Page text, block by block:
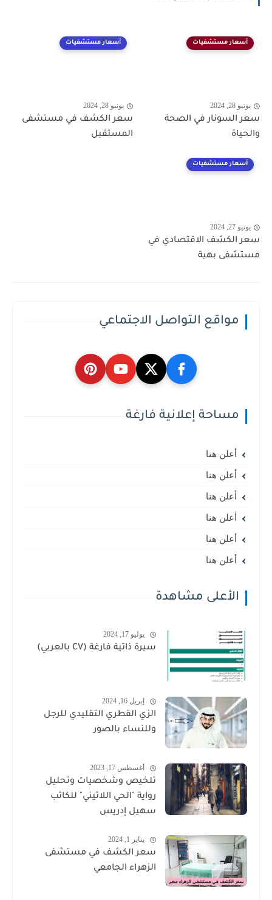
أسعار مستشفيات
يونيو 28, 2024
سعر السونار في الصحة
والحياة
أسعار مستشفيات
يونيو 28, 2024
سعر الكشف في مستشفى
المستقبل
أسعار مستشفيات
يونيو 27, 2024
سعر الكشف الاقتصادي في
مستشفى بهية
مواقع التواصل الاجتماعي
مساحة إعلانية فارغة
أعلن هنا
أعلن هنا
أعلن هنا
أعلن هنا
أعلن هنا
أعلن هنا
الأعلى مشاهدة
يوليو 17, 2024
سيرة ذاتية فارغة (CV بالعربي)
إبريل 16, 2024
الزي القطري التقليدي للرجل
وللنساء بالصور
أغسطس 17, 2023
تلخيص وشخصيات وتحليل
رواية "الحي اللاتيني" للكاتب
سهيل إدريس
يناير 1, 2024
سعر الكشف في مستشفى
الزهراء الجامعي